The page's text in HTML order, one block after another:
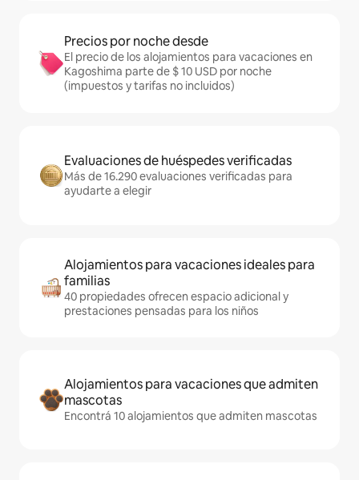
Precios por noche desde
El precio de los alojamientos para vacaciones en
Kagoshima parte de $ 10 USD por noche
(impuestos y tarifas no incluidos)
Evaluaciones de huéspedes verificadas
Más de 16.290 evaluaciones verificadas para
ayudarte a elegir
Alojamientos para vacaciones ideales para
familias
40 propiedades ofrecen espacio adicional y
prestaciones pensadas para los niños
Alojamientos para vacaciones que admiten
mascotas
Encontrá 10 alojamientos que admiten mascotas